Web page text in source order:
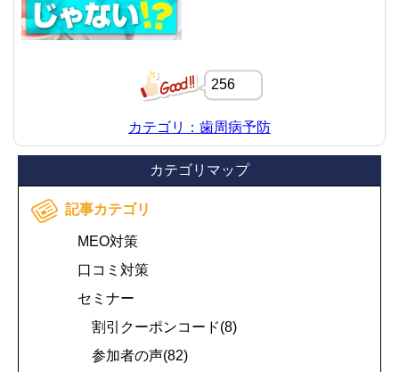
256
カテゴリ：歯周病予防
カテゴリマップ
記事カテゴリ
MEO対策
口コミ対策
セミナー
割引クーポンコード(8)
参加者の声(82)